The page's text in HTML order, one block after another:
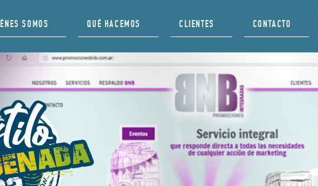
SOMOS QUÉ HACEMOS CLIENTES CONTACTO